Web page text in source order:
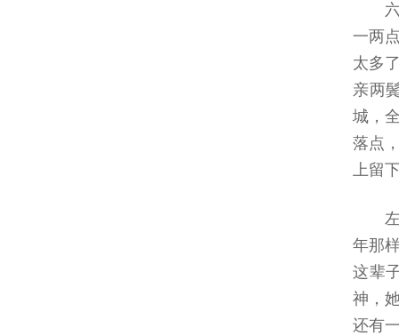
一两
太多
亲两
城，
落点
上留
年那
这辈
神，
还有